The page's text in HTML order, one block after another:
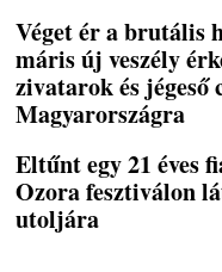
Véget ér a brutális
máris új veszély
zivatarok és jégeső
Magyarországra
Eltűnt egy 21 éves
Ozora fesztiválon
utoljára